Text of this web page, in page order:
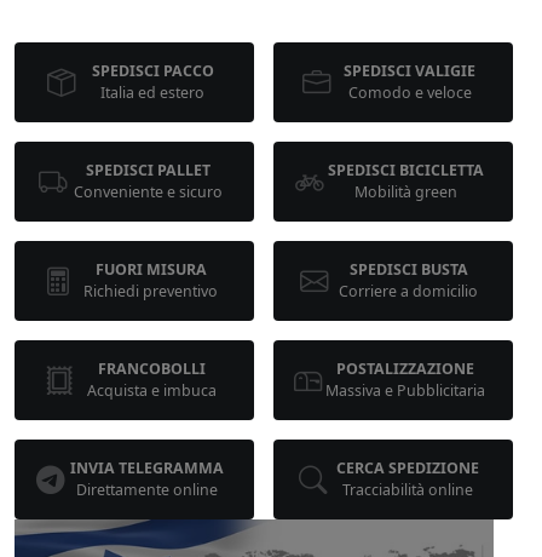
cm
calcola
SPEDISCI PACCO
Italia ed estero
SPEDISCI VALIGIE
Comodo e veloce
SPEDISCI PALLET
Conveniente e sicuro
SPEDISCI BICICLETTA
Mobilità green
FUORI MISURA
Richiedi preventivo
SPEDISCI BUSTA
Corriere a domicilio
FRANCOBOLLI
Acquista e imbuca
POSTALIZZAZIONE
Massiva e Pubblicitaria
INVIA TELEGRAMMA
Direttamente online
CERCA SPEDIZIONE
Tracciabilità online